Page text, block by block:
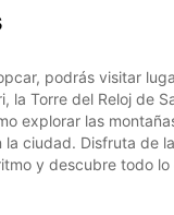
podrás visitar
la Torre del Reloj de
explorar las
la ciudad. Disfruta de
y descubre todo